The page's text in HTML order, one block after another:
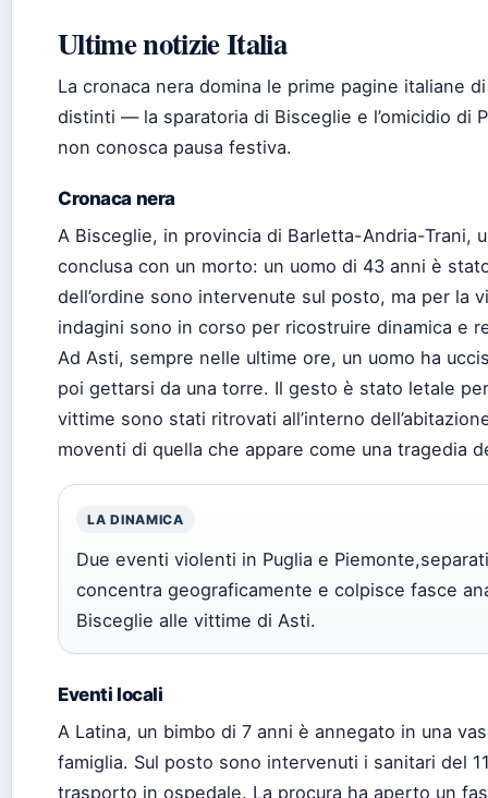
Ultime notizie Italia
La cronaca nera domina le prime pagine italiane
distinti — la sparatoria di Bisceglie e l’omicidio di
non conosca pausa festiva.
Cronaca nera
A Bisceglie, in provincia di Barletta-Andria-Trani,
conclusa con un morto: un uomo di 43 anni è
dell’ordine sono intervenute sul posto, ma per la
indagini sono in corso per ricostruire dinamica e
Ad Asti, sempre nelle ultime ore, un uomo ha
poi gettarsi da una torre. Il gesto è stato letale
vittime sono stati ritrovati all’interno
moventi di quella che appare come una tragedia
LA DINAMICA
Due eventi violenti in Puglia e
concentra geograficamente e colpisce fasce
Bisceglie alle vittime di Asti.
Eventi locali
A Latina, un bimbo di 7 anni è annegato in una
famiglia. Sul posto sono intervenuti i sanitari del
trasporto in ospedale. La procura ha aperto un